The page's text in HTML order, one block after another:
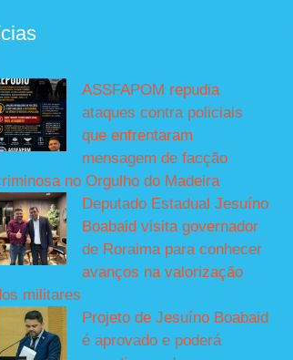
ASSFAPOM repudia
ataques contra policiais
que enfrentaram
mensagem de facção
no Orgulho do Madeira
Deputado Estadual Jesuíno
Boabaid visita governador
de Roraima para conhecer
avanços na valorização
militares
Projeto de Jesuíno Boabaid
é aprovado e poderá